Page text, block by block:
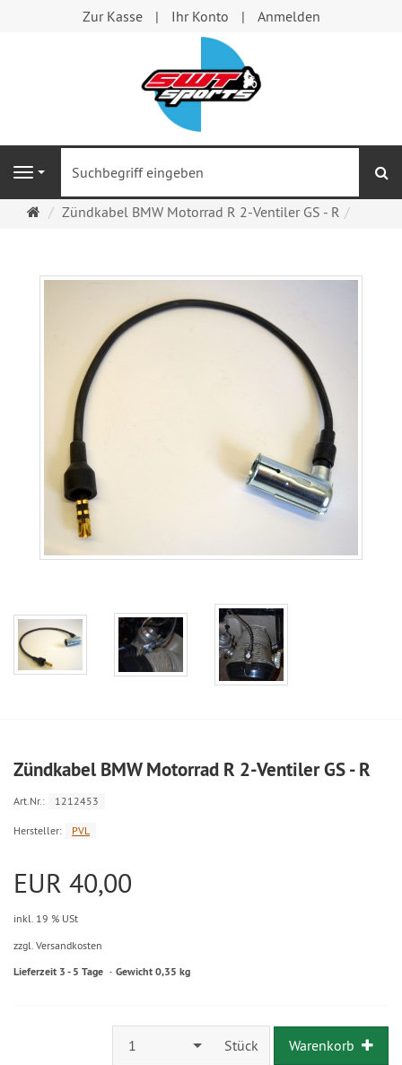
Zur Kasse Ihr Konto Anmelden
Navigation
Startseite
Zündkabel BMW Motorrad R 2-Ventiler GS - R
Zündkabel BMW Motorrad R 2-Ventiler GS - R
Art.Nr.: 1212453
Hersteller: PVL
EUR 40,00
inkl. 19 % USt
zzgl. Versandkosten
Lieferzeit 3 - 5 Tage Gewicht 0,35 kg
1 Stück Warenkorb